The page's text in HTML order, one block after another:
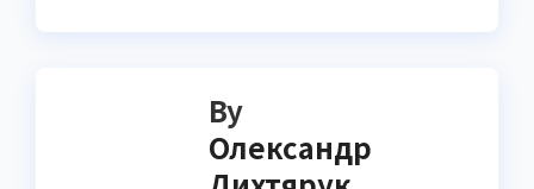
By
Олександр